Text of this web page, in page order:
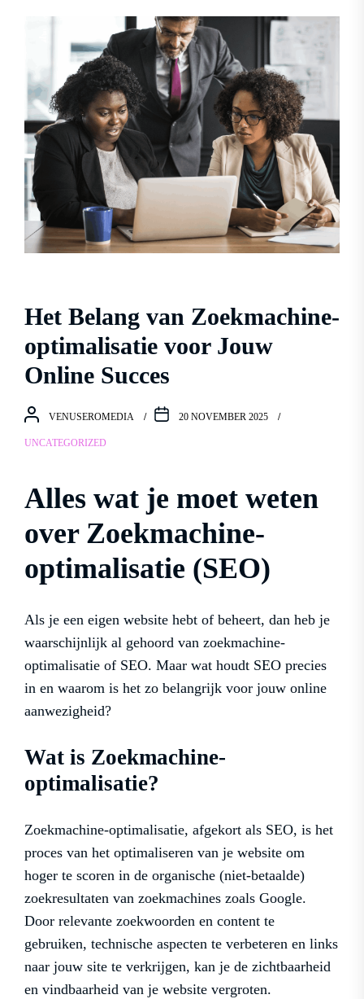
Het Belang van Zoekmachine-
optimalisatie voor Jouw
Online Succes
VENUSEROMEDIA 20 NOVEMBER 2025
UNCATEGORIZED
Alles wat je moet weten
over Zoekmachine-
optimalisatie (SEO)
Als je een eigen website hebt of beheert, dan heb je
waarschijnlijk al gehoord van zoekmachine-
optimalisatie of SEO. Maar wat houdt SEO precies
in en waarom is het zo belangrijk voor jouw online
aanwezigheid?
Wat is Zoekmachine-
optimalisatie?
Zoekmachine-optimalisatie, afgekort als SEO, is het
proces van het optimaliseren van je website om
hoger te scoren in de organische (niet-betaalde)
zoekresultaten van zoekmachines zoals Google.
Door relevante zoekwoorden en content te
gebruiken, technische aspecten te verbeteren en links
naar jouw site te verkrijgen, kan je de zichtbaarheid
en vindbaarheid van je website vergroten.